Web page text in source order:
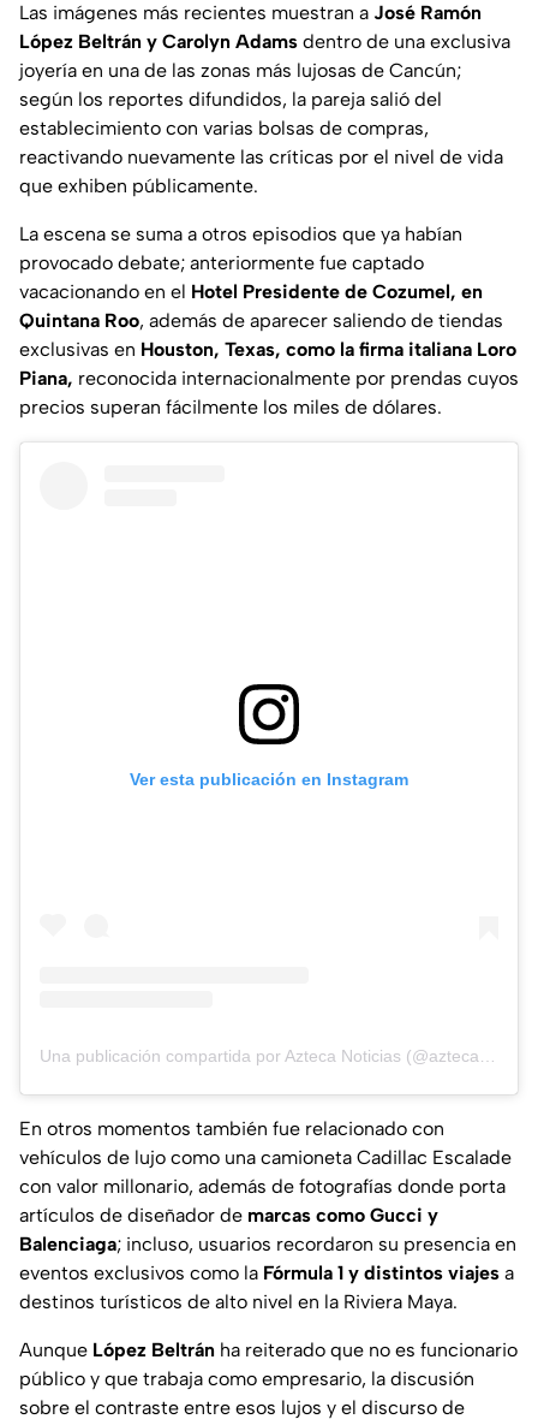
Las imágenes más recientes muestran a José Ramón
López Beltrán y Carolyn Adams dentro de una exclusiva
joyería en una de las zonas más lujosas de Cancún;
según los reportes difundidos, la pareja salió del
establecimiento con varias bolsas de compras,
reactivando nuevamente las críticas por el nivel de vida
que exhiben públicamente.
La escena se suma a otros episodios que ya habían
provocado debate; anteriormente fue captado
vacacionando en el Hotel Presidente de Cozumel, en
Quintana Roo, además de aparecer saliendo de tiendas
exclusivas en Houston, Texas, como la firma italiana Loro
Piana, reconocida internacionalmente por prendas cuyos
precios superan fácilmente los miles de dólares.
Ver esta publicación en Instagram
Una publicación compartida por Azteca Noticias (@aztecanoticias)
En otros momentos también fue relacionado con
vehículos de lujo como una camioneta Cadillac Escalade
con valor millonario, además de fotografías donde porta
artículos de diseñador de marcas como Gucci y
Balenciaga; incluso, usuarios recordaron su presencia en
eventos exclusivos como la Fórmula 1 y distintos viajes a
destinos turísticos de alto nivel en la Riviera Maya.
Aunque López Beltrán ha reiterado que no es funcionario
público y que trabaja como empresario, la discusión
sobre el contraste entre esos lujos y el discurso de